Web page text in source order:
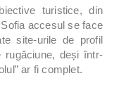
turistice, din
accesul se face
site-urile de profil
rugăciune, deși într-
ar fi complet.